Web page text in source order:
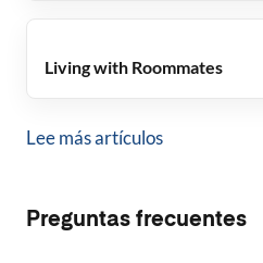
Living with Roommates
Lee más artículos
Preguntas frecuentes